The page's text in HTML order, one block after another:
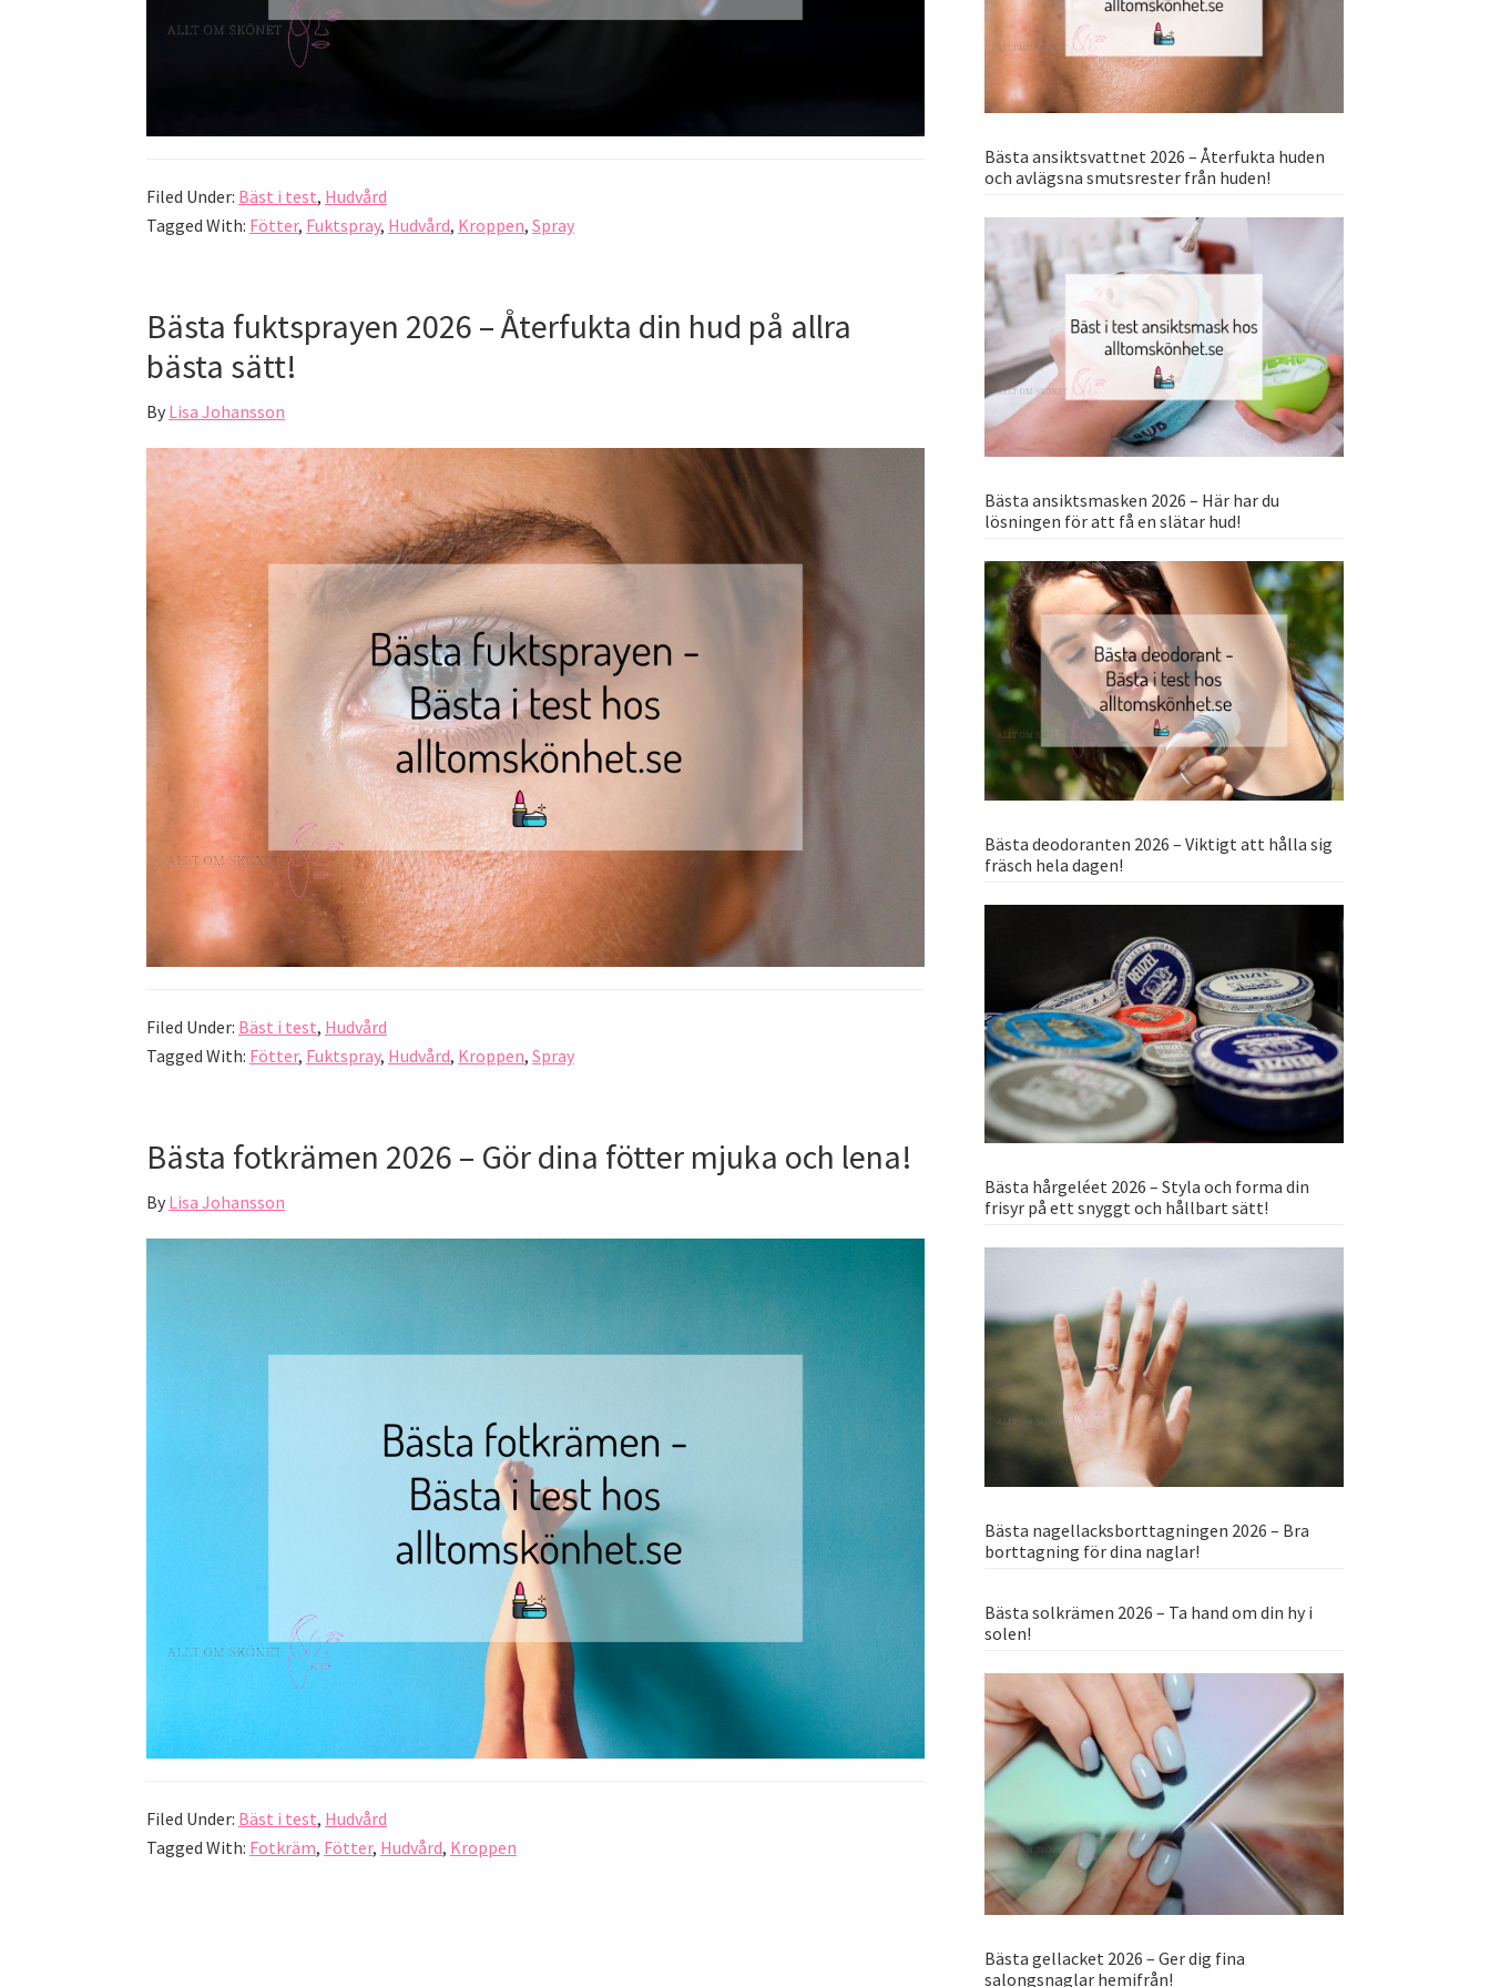
Filed Under: Bäst i test, Hudvård
Tagged With: Fötter, Fuktspray, Hudvård, Kroppen, Spray
Bästa fuktsprayen 2026 – Återfukta din hud på allra
bästa sätt!
By Lisa Johansson
Filed Under: Bäst i test, Hudvård
Tagged With: Fötter, Fuktspray, Hudvård, Kroppen, Spray
Bästa fotkrämen 2026 – Gör dina fötter mjuka och lena!
By Lisa Johansson
Filed Under: Bäst i test, Hudvård
Tagged With: Fotkräm, Fötter, Hudvård, Kroppen
Bästa ansiktsvattnet 2026 – Återfukta huden
och avlägsna smutsrester från huden!
Bästa ansiktsmasken 2026 – Här har du
lösningen för att få en slätar hud!
Bästa deodoranten 2026 – Viktigt att hålla sig
fräsch hela dagen!
Bästa hårgeléet 2026 – Styla och forma din
frisyr på ett snyggt och hållbart sätt!
Bästa nagellacksborttagningen 2026 – Bra
borttagning för dina naglar!
Bästa solkrämen 2026 – Ta hand om din hy i
solen!
Bästa gellacket 2026 – Ger dig fina
salongsnaglar hemifrån!